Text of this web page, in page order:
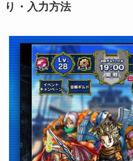
り・入力方法